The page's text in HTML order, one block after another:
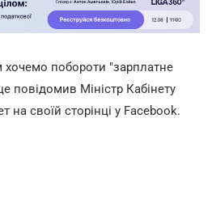
побороти "зарплатне
повідомив Міністр Кабінету
на своїй сторінці у Facebook.